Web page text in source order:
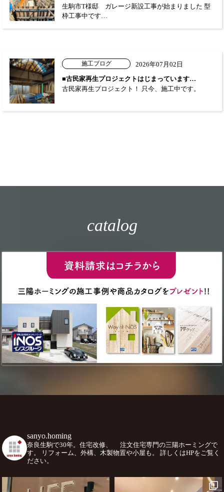
生駒市T様邸 ガレージ新設工事が始まりました 型
枠工事中です…
施工ブログ
2026年07月02日
■古民家再生プロジェクトはじまっています…
古民家再生プロジェクト！ 只今、施工中です。
catalog
sanyo.homing
奈良生駒で30年。住宅改修、
注文住宅専門の三陽ホーミングで
す。
リフォーム、外構、木製物置や小屋も。
詳しくはHPをご覧く
ださい。